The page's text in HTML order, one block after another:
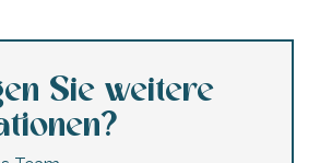
Sie weitere